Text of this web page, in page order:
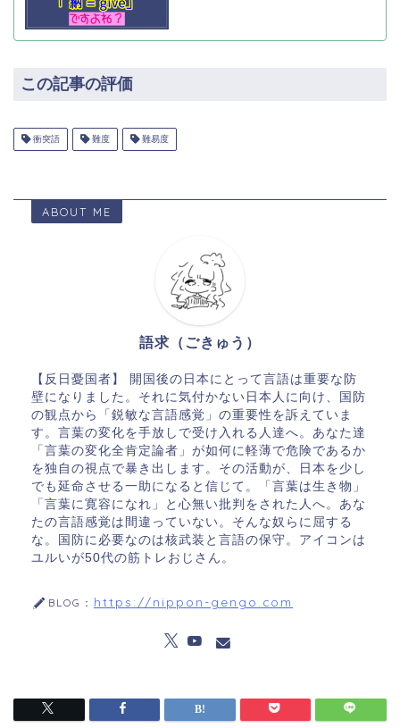
この記事の評価
衝突語 難度 難易度
ABOUT ME
語求（ごきゅう）
【反日憂国者】 開国後の日本にとって言語は重要な防
壁になりました。それに気付かない日本人に向け、国防
の観点から「鋭敏な言語感覚」の重要性を訴えていま
す。言葉の変化を手放しで受け入れる人達へ。あなた達
「言葉の変化全肯定論者」が如何に軽薄で危険であるか
を独自の視点で暴き出します。その活動が、日本を少し
でも延命させる一助になると信じて。「言葉は生き物」
「言葉に寛容になれ」と心無い批判をされた人へ。あな
たの言語感覚は間違っていない。そんな奴らに屈する
な。国防に必要なのは核武装と言語の保守。アイコンは
ユルいが50代の筋トレおじさん。
BLOG： https://nippon-gengo.com